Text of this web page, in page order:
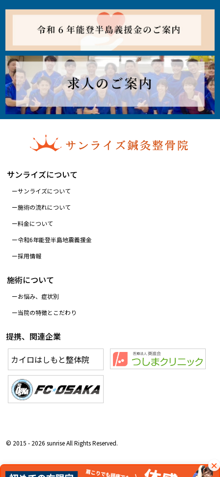
サンライズについて
サンライズについて
施術の流れについて
料金について
令和6年能登半島地震義援金
採用情報
施術について
お悩み、症状別
当院の特徴とこだわり
提携、関連企業
カイロはしもと整体院
© 2015 - 2026 sunrise All Rights Reserved.
×